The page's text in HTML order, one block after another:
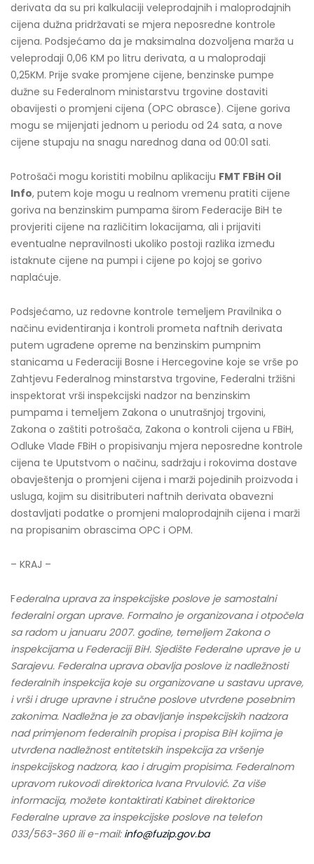
derivata da su pri kalkulaciji veleprodajnih i maloprodajnih
cijena dužna pridržavati se mjera neposredne kontrole
cijena. Podsjećamo da je maksimalna dozvoljena marža u
veleprodaji 0,06 KM po litru derivata, a u maloprodaji
0,25KM. Prije svake promjene cijene, benzinske pumpe
dužne su Federalnom ministarstvu trgovine dostaviti
obavijesti o promjeni cijena (OPC obrasce). Cijene goriva
mogu se mijenjati jednom u periodu od 24 sata, a nove
cijene stupaju na snagu narednog dana od 00:01 sati.
Potrošači mogu koristiti mobilnu aplikaciju FMT FBiH Oil
Info, putem koje mogu u realnom vremenu pratiti cijene
goriva na benzinskim pumpama širom Federacije BiH te
provjeriti cijene na različitim lokacijama, ali i prijaviti
eventualne nepravilnosti ukoliko postoji razlika između
istaknute cijene na pumpi i cijene po kojoj se gorivo
naplaćuje.
Podsjećamo, uz redovne kontrole temeljem Pravilnika o
načinu evidentiranja i kontroli prometa naftnih derivata
putem ugrađene opreme na benzinskim pumpnim
stanicama u Federaciji Bosne i Hercegovine koje se vrše po
Zahtjevu Federalnog minstarstva trgovine, Federalni tržišni
inspektorat vrši inspekcijski nadzor na benzinskim
pumpama i temeljem Zakona o unutrašnjoj trgovini,
Zakona o zaštiti potrošača, Zakona o kontroli cijena u FBiH,
Odluke Vlade FBiH o propisivanju mjera neposredne kontrole
cijena te Uputstvom o načinu, sadržaju i rokovima dostave
obavještenja o promjeni cijena i marži pojedinih proizvoda i
usluga, kojim su disitributeri naftnih derivata obavezni
dostavljati podatke o promjeni maloprodajnih cijena i marži
na propisanim obrascima OPC i OPM.
– KRAJ –
Federalna uprava za inspekcijske poslove je samostalni
federalni organ uprave. Formalno je organizovana i otpočela
sa radom u januaru 2007. godine, temeljem Zakona o
inspekcijama u Federaciji BiH. Sjedište Federalne uprave je u
Sarajevu. Federalna uprava obavlja poslove iz nadležnosti
federalnih inspekcija koje su organizovane u sastavu uprave,
i vrši i druge upravne i stručne poslove utvrđene posebnim
zakonima. Nadležna je za obavljanje inspekcijskih nadzora
nad primjenom federalnih propisa i propisa BiH kojima je
utvrđena nadležnost entitetskih inspekcija za vršenje
inspekcijskog nadzora, kao i drugim propisima. Federalnom
upravom rukovodi direktorica Ivana Prvulović. Za više
informacija, možete kontaktirati Kabinet direktorice
Federalne uprave za inspekcijske poslove na telefon
033/563-360 ili e-mail: info@fuzip.gov.ba